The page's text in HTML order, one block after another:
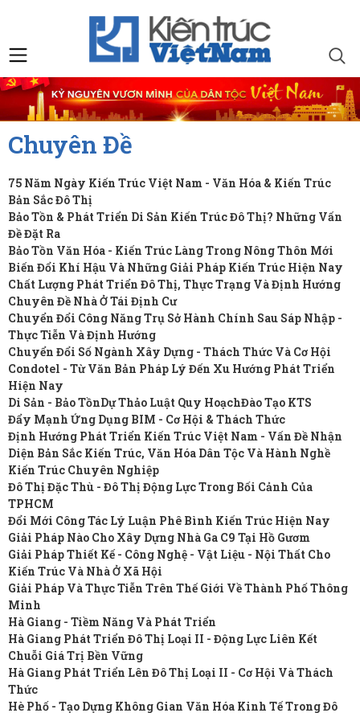
Chuyên Đề
75 Năm Ngày Kiến Trúc Việt Nam - Văn Hóa & Kiến Trúc
Bản Sắc Đô Thị
Bảo Tồn & Phát Triển Di Sản Kiến Trúc Đô Thị? Những Vấn
Đề Đặt Ra
Bảo Tồn Văn Hóa - Kiến Trúc Làng Trong Nông Thôn Mới
Biến Đổi Khí Hậu Và Những Giải Pháp Kiến Trúc Hiện Nay
Chất Lượng Phát Triển Đô Thị, Thực Trạng Và Định Hướng
Chuyên Đề Nhà Ở Tái Định Cư
Chuyển Đổi Công Năng Trụ Sở Hành Chính Sau Sáp Nhập -
Thực Tiễn Và Định Hướng
Chuyển Đổi Số Ngành Xây Dựng - Thách Thức Và Cơ Hội
Condotel - Từ Văn Bản Pháp Lý Đến Xu Hướng Phát Triển
Hiện Nay
Di Sản - Bảo TồnDự Thảo Luật Quy HoạchĐào Tạo KTS
Đẩy Mạnh Ứng Dụng BIM - Cơ Hội & Thách Thức
Định Hướng Phát Triển Kiến Trúc Việt Nam - Vấn Đề Nhận
Diện Bản Sắc Kiến Trúc, Văn Hóa Dân Tộc Và Hành Nghề
Kiến Trúc Chuyên Nghiệp
Đô Thị Đặc Thù - Đô Thị Động Lực Trong Bối Cảnh Của
TPHCM
Đổi Mới Công Tác Lý Luận Phê Bình Kiến Trúc Hiện Nay
Giải Pháp Nào Cho Xây Dựng Nhà Ga C9 Tại Hồ Gươm
Giải Pháp Thiết Kế - Công Nghệ - Vật Liệu - Nội Thất Cho
Kiến Trúc Và Nhà Ở Xã Hội
Giải Pháp Và Thực Tiễn Trên Thế Giới Về Thành Phố Thông
Minh
Hà Giang - Tiềm Năng Và Phát Triển
Hà Giang Phát Triển Đô Thị Loại II - Động Lực Liên Kết
Chuỗi Giá Trị Bền Vững
Hà Giang Phát Triển Lên Đô Thị Loại II - Cơ Hội Và Thách
Thức
Hè Phố - Tạo Dựng Không Gian Văn Hóa Kinh Tế Trong Đô